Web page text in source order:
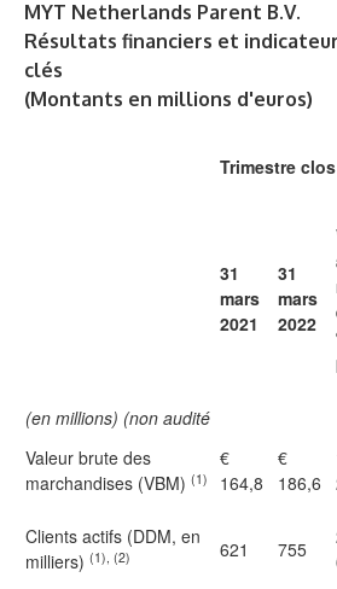
MYT Netherlands Parent B.V.
Résultats financiers et
clés
(Montants en millions d'euros)
Trimestre
31
mars
2021
31
mars
2022
(en millions) (non audité
Valeur brute des
marchandises (VBM) (1)
€
164,8
€
186,6
Clients actifs (DDM, en
milliers) (1), (2) 621 755